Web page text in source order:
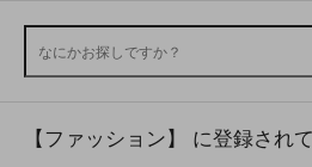
【ファッション】 に登録され